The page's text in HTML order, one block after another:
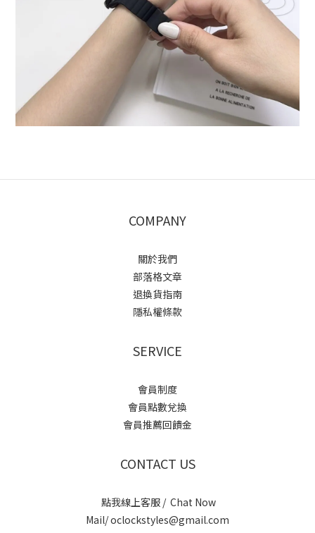
COMPANY
關於我們
部落格文章
退換貨指南
隱私權條款
SERVICE
會員制度
會員點數兌換
會員推薦回饋金
CONTACT US
點我線上客服 / Chat Now
Mail/ oclockstyles@gmail.com